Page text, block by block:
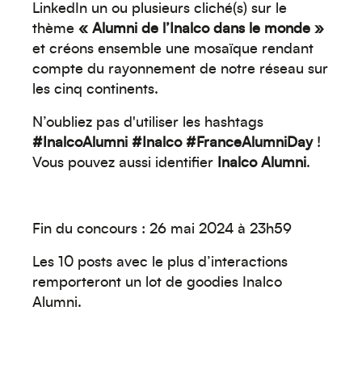
LinkedIn un ou plusieurs cliché(s) sur le
thème « Alumni de l’Inalco dans le monde »
et créons ensemble une mosaïque rendant
compte du rayonnement de notre réseau sur
les cinq continents.
N’oubliez pas d'utiliser les hashtags
#InalcoAlumni #Inalco #FranceAlumniDay!
Vous pouvez aussi identifier
Inalco Alumni.
Fin du concours : 26 mai 2024 à 23h59
Les 10 posts avec le plus d’interactions
remporteront un lot de goodies Inalco
Alumni.
Océanie
Créez votre événement